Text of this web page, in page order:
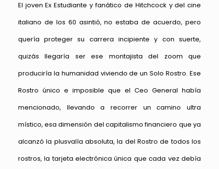
El joven Ex Estudiante y fanático de Hitchcock y del cine
italiano de los 60 asintió, no estaba de acuerdo, pero
quería proteger su carrera incipiente y con suerte,
quizás llegaría ser ese montajista del zoom que
produciría la humanidad viviendo de un Solo Rostro. Ese
Rostro único e imposible que el Ceo General había
mencionado, llevando a recorrer un camino ultra
místico, esa dimensión del capitalismo financiero que ya
alcanzó la plusvalía absoluta, la del Rostro de todos los
rostros, la tarjeta electrónica única que cada vez debía